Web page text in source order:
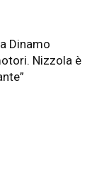
Dinamo
Nizzola è